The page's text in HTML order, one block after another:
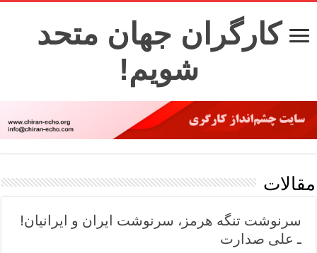
کارگران جهان متحد
شویم!
مقالات
سرنوشت تنگه هرمز، سرنوشت ایران و ایرانیان!
ـ علی صدارت